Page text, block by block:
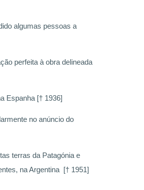
algumas pessoas a
perfeita à obra delineada
Espanha [† 1936]
no anúncio do
terras da Patagónia e
na Argentina [† 1951]